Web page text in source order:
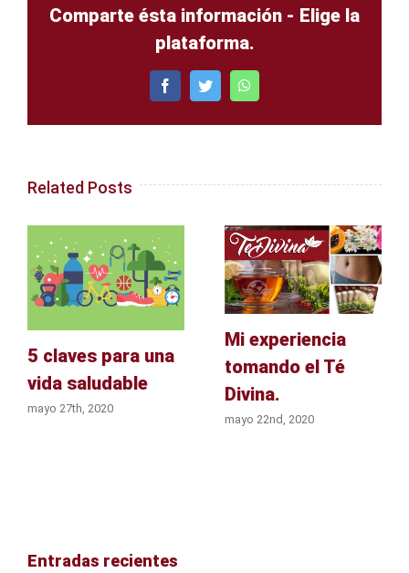
Comparte ésta información - Elige la
plataforma.
FacebookTwitterWhatsApp
Related Posts
5 claves para una
vida saludable
mayo 27th, 2020
Mi experiencia
tomando el Té
Divina.
mayo 22nd, 2020
Entradas recientes